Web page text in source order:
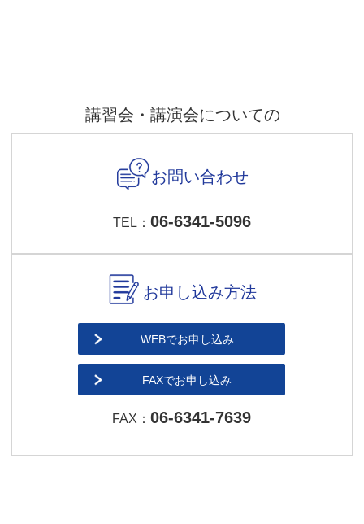
講習会・講演会についての
お問い合わせ
TEL： 06-6341-5096
お申し込み方法
WEBでお申し込み
FAXでお申し込み
FAX：06-6341-7639